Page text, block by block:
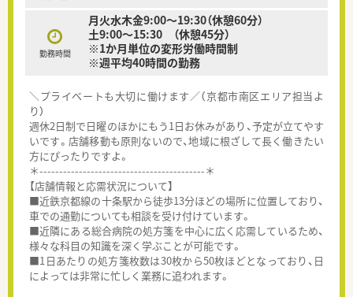
勤務時間
月火水木金9:00～19:30（休憩60分）
土9:00～15:30 （休憩45分）
※1か月単位の変形労働時間制
※週平均40時間の勤務
＼プライベートも大切に働けます／（京都市南区エリア担当よ
り）
週休2日制で日曜のほかにもう1日お休みがあり、予定が立てやす
いです。店舗移動も原則ないので、地域に根ざして長く働きたい
方にぴったりですよ。
＊------------------------------------------＊
【店舗情報と応需状況について】
■近鉄京都線の十条駅から徒歩13分ほどの場所に位置しており、
車での通勤についても相談を受け付けています。
■近隣にある総合病院の処方箋を中心に広く応需しているため、
様々な科目の知識を深く学ぶことが可能です。
■1日あたりの処方箋枚数は30枚から50枚ほどとなっており、日
によっては非常に忙しく業務に追われます。